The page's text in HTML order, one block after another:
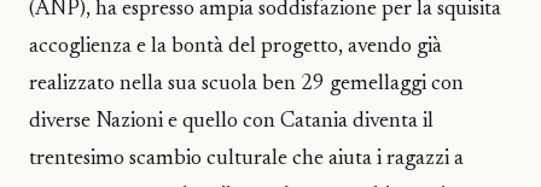
(ANP), ha espresso ampia soddisfazione per la squisita
accoglienza e la bontà del progetto, avendo già
realizzato nella sua scuola ben 29 gemellaggi con
diverse Nazioni e quello con Catania diventa il
trentesimo scambio culturale che aiuta i ragazzi a